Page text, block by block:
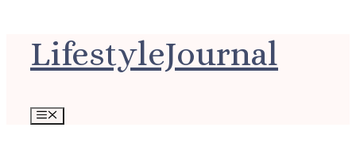
LifestyleJournal
Menu